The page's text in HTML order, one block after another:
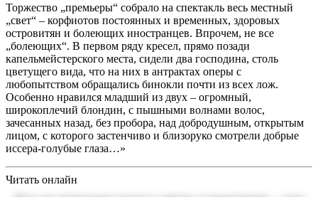
Торжество „премьеры“ собрало на спектакль весь местный
„свет“ – корфиотов постоянных и временных, здоровых
островитян и болеющих иностранцев. Впрочем, не все
„болеющих“. В первом ряду кресел, прямо позади
капельмейстерского места, сидели два господина, столь
цветущего вида, что на них в антрактах оперы с
любопытством обращались бинокли почти из всех лож.
Особенно нравился младший из двух – огромный,
широкоплечий блондин, с пышными волнами волос,
зачесанных назад, без пробора, над добродушным, открытым
лицом, с которого застенчиво и близоруко смотрели добрые
иссера-голубые глаза…»
Читать онлайн